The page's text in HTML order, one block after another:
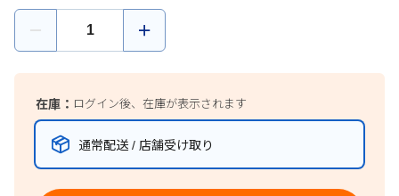
在庫： ログイン後、在庫が表示されます
通常配送 / 店舗受け取り